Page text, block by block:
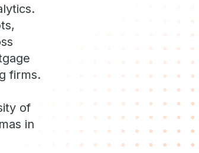
firms.
of
in